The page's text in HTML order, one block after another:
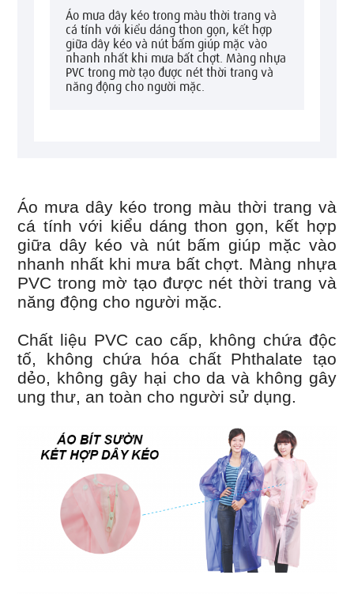
Áo mưa dây kéo trong màu thời trang và
cá tính với kiểu dáng thon gọn, kết hợp
giữa dây kéo và nút bấm giúp mặc vào
nhanh nhất khi mưa bất chợt. Màng nhựa
PVC trong mờ tạo được nét thời trang và
năng động cho người mặc.
Áo mưa dây kéo trong màu thời trang và
cá tính với kiểu dáng thon gọn, kết hợp
giữa dây kéo và nút bấm giúp mặc vào
nhanh nhất khi mưa bất chợt. Màng nhựa
PVC trong mờ tạo được nét thời trang và
năng động cho người mặc.
Chất liệu PVC cao cấp, không chứa độc
tố, không chứa hóa chất Phthalate tạo
dẻo, không gây hại cho da và không gây
ung thư, an toàn cho người sử dụng.